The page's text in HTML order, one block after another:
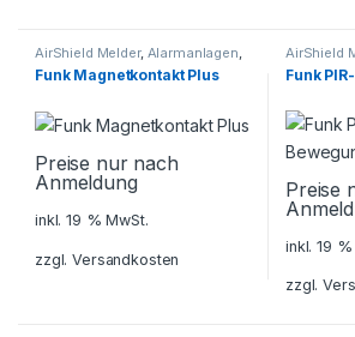
AirShield Melder, Alarmanlagen,
Dahua AirShield ,
Sicherheitstechnik
Funk Magnetkontakt Plus
Preise nur nach
Anmeldung
inkl. 19 % MwSt.
zzgl.Versandkosten
AirShield
Dahua
Funk
Preise
inkl. 19
zzgl.